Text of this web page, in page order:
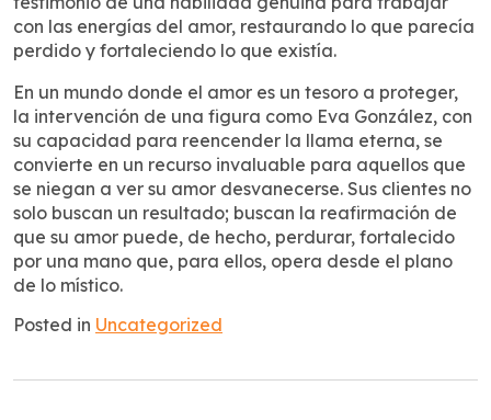
con las energías del amor, restaurando lo que parecía
perdido y fortaleciendo lo que existía.
En un mundo donde el amor es un tesoro a proteger,
la intervención de una figura como Eva González, con
su capacidad para reencender la llama eterna, se
convierte en un recurso invaluable para aquellos que
se niegan a ver su amor desvanecerse. Sus clientes no
solo buscan un resultado; buscan la reafirmación de
que su amor puede, de hecho, perdurar, fortalecido
por una mano que, para ellos, opera desde el plano
de lo místico.
Posted in Uncategorized